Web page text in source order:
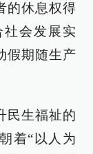
的休息权得
会发展实
假期随生产
民生福祉的
着“以人为